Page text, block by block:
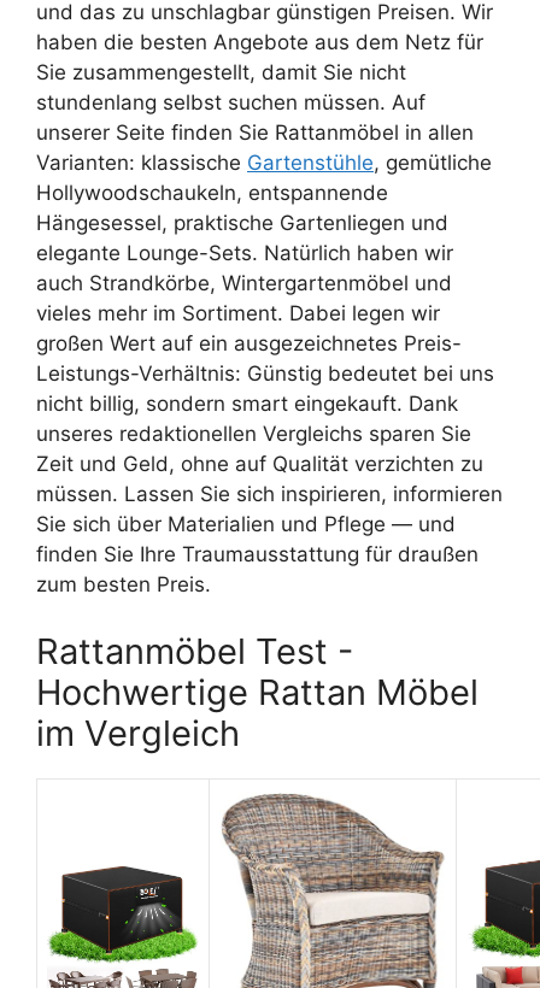
und das zu unschlagbar günstigen Preisen. Wir
haben die besten Angebote aus dem Netz für
Sie zusammengestellt, damit Sie nicht
stundenlang selbst suchen müssen. Auf
unserer Seite finden Sie Rattanmöbel in allen
Varianten: klassische Gartenstühle, gemütliche
Hollywoodschaukeln, entspannende
Hängesessel, praktische Gartenliegen und
elegante Lounge-Sets. Natürlich haben wir
auch Strandkörbe, Wintergartenmöbel und
vieles mehr im Sortiment. Dabei legen wir
großen Wert auf ein ausgezeichnetes Preis-
Leistungs-Verhältnis: Günstig bedeutet bei uns
nicht billig, sondern smart eingekauft. Dank
unseres redaktionellen Vergleichs sparen Sie
Zeit und Geld, ohne auf Qualität verzichten zu
müssen. Lassen Sie sich inspirieren, informieren
Sie sich über Materialien und Pflege — und
finden Sie Ihre Traumausstattung für draußen
zum besten Preis.
Rattanmöbel Test -
Hochwertige Rattan Möbel
im Vergleich